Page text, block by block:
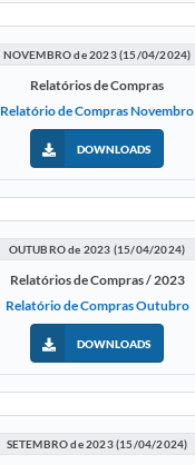
NOVEMBRO de 2023 (15/04/2024)
Relatórios de Compras
Relatório de Compras Novembro
DOWNLOADS
OUTUBRO de 2023 (15/04/2024)
Relatórios de Compras / 2023
Relatório de Compras Outubro
DOWNLOADS
SETEMBRO de 2023 (15/04/2024)